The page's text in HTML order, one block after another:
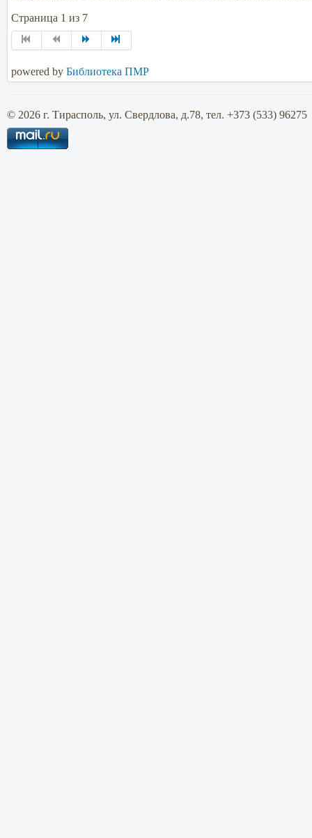
Страница 1 из 7
powered by Библиотека ПМР
© 2026 г. Тирасполь, ул. Свердлова, д.78, тел. +373 (533) 96275